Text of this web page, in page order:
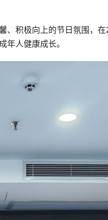
积极向上的节日氛围，在
年人健康成长。